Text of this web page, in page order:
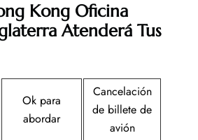
Kong Oficina
Atenderá Tus
Ok para
abordar
Cancelación
de billete de
avión